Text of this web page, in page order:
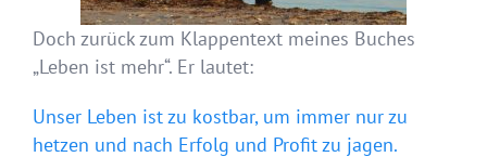
Doch zurück zum Klappentext meines Buches
„Leben ist mehr“. Er lautet:
Unser Leben ist zu kostbar, um immer nur zu
hetzen und nach Erfolg und Profit zu jagen.